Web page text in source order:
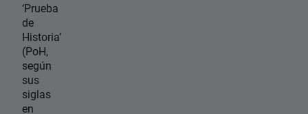
‘Prueba
de
Historia’
(PoH,
según
sus
siglas
en